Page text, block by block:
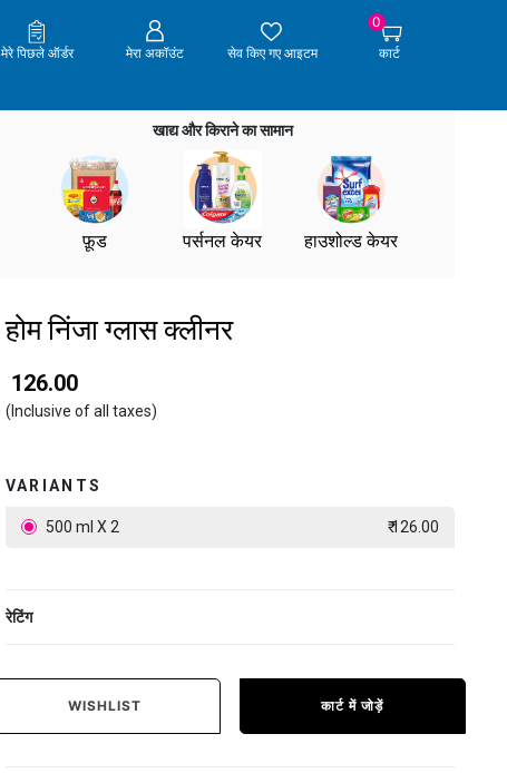
मेरे पिछले ऑर्डर मेरा अकॉउंट सेव किए गए आइटम
0
कार्ट
खाद्य और किराने का सामान
फ़ूड पर्सनल केयर हाउशोल्ड केयर
होम निंजा ग्लास क्लीनर
₹ 126.00
(Inclusive of all taxes)
VARIANTS
500 ml X 2 ₹ 126.00
रेटिंग
WISHLIST कार्ट में जोड़ें